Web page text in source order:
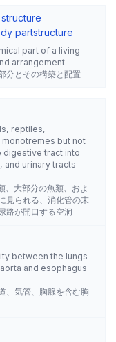
partstructure
part of a living
arrangement
分とその構築と配置
reptiles,
but not
digestive tract into
and urinary tracts
、大部分の魚類、およ
見られる、消化管の末
路が開口する空洞
between the lungs
and esophagus
、気管、胸腺を含む胸